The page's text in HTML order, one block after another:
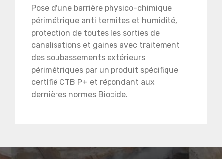
Pose d'une barrière physico-chimique
périmétrique anti termites et humidité,
protection de toutes les sorties de
canalisations et gaines avec traitement
des soubassements extérieurs
périmétriques par un produit spécifique
certifié CTB P+ et répondant aux
dernières normes Biocide.